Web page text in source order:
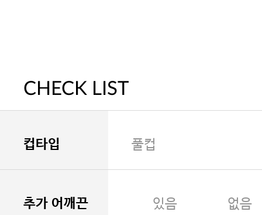
CHECK LIST
컵타입 풀컵
추가 어깨끈 있음 없음